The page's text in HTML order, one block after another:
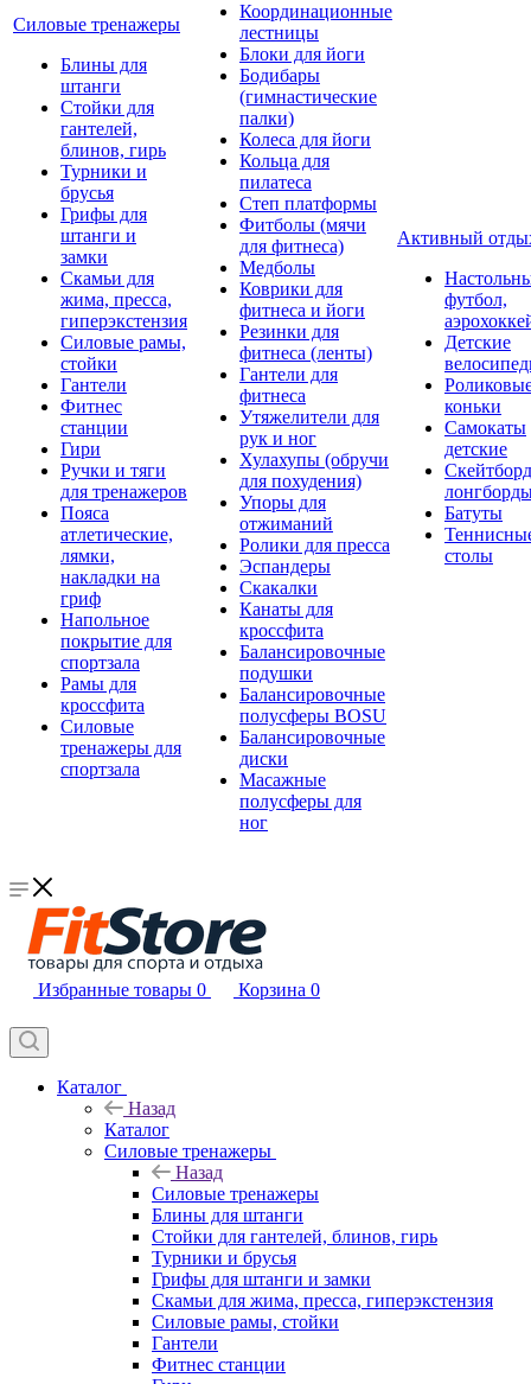
Силовые тренажеры
Блины для
штанги
Стойки для
гантелей,
блинов, гирь
Турники и
брусья
Грифы для
штанги и
замки
Скамьи для
жима, пресса,
гиперэкстензия
Силовые рамы,
стойки
Гантели
Фитнес
станции
Гири
Ручки и тяги
для тренажеров
Пояса
атлетические,
лямки,
накладки на
гриф
Напольное
покрытие для
спортзала
Рамы для
кроссфита
Силовые
тренажеры для
спортзала
Координационные
лестницы
Блоки для йоги
Бодибары
(гимнастические
палки)
Колеса для йоги
Кольца для
пилатеса
Степ платформы
Фитболы (мячи
для фитнеса)
Медболы
Коврики для
фитнеса и йоги
Резинки для
фитнеса (ленты)
Гантели для
фитнеса
Утяжелители для
рук и ног
Хулахупы (обручи
для похудения)
Упоры для
отжиманий
Ролики для пресса
Эспандеры
Скакалки
Канаты для
кроссфита
Балансировочные
подушки
Балансировочные
полусферы BOSU
Балансировочные
диски
Масажные
полусферы для
ног
Активный
футбол,
Детские
коньки
Самокаты
детские
Батуты
столы
Избранные товары 0 Корзина 0
Каталог
Назад
Каталог
Силовые тренажеры
Назад
Силовые тренажеры
Блины для штанги
Стойки для гантелей, блинов, гирь
Турники и брусья
Грифы для штанги и замки
Скамьи для жима, пресса, гиперэкстензия
Силовые рамы, стойки
Гантели
Фитнес станции